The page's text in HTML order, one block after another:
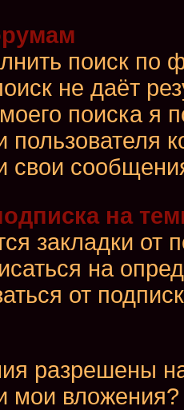
поиск
не даёт
поиска я
пользователя
свои
на
закладки от
на
от
разрешены
мои вложения?